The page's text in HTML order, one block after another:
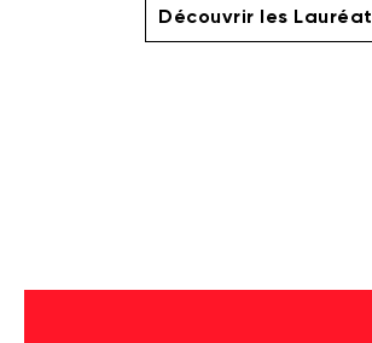
Découvrir les